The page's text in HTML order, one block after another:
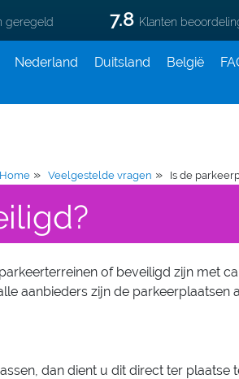
geregeld 7.8 Klanten
België
Duitsland
Nederland
Home » Veelgestelde vragen » Is de
of beveiligd zijn met
aanbieders zijn de parkeerplaatsen
dan dient u dit direct ter plaatse